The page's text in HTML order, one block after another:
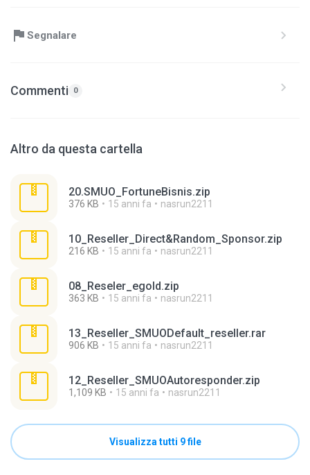
Segnalare
Commenti 0
Altro da questa cartella
20.SMUO_FortuneBisnis.zip
376 KB 15 anni fa nasrun2211
10_Reseller_Direct&Random_Sponsor.zip
216 KB 15 anni fa nasrun2211
08_Reseler_egold.zip
363 KB 15 anni fa nasrun2211
13_Reseller_SMUODefault_reseller.rar
906 KB 15 anni fa nasrun2211
12_Reseller_SMUOAutoresponder.zip
1,109 KB 15 anni fa nasrun2211
Visualizza tutti 9 file